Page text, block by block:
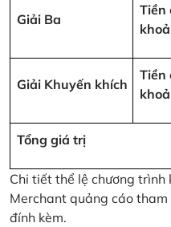
Giải Ba
Tiền
Giải Khuyến khích
Tiền
Tổng giá trị
Chi tiết thể lệ chương trình
Merchant quảng cáo
đính kèm.